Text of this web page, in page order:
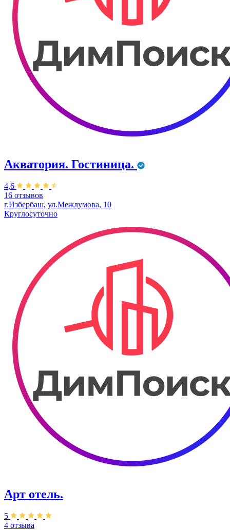
Акватория. Гостиница.
4,6
16 отзывов
г.Избербаш, ул.Межлумова, 10
Круглосуточно
Арт отель.
5
4 отзыва